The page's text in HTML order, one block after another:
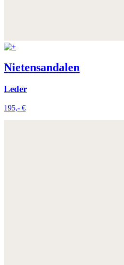
Nietensandalen
Leder
195,- €